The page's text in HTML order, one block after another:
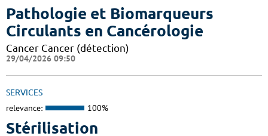
Pathologie et Biomarqueurs
Circulants en Cancérologie
Cancer Cancer (détection)
29/04/2026 09:50
SERVICES
relevance: 100%
Stérilisation